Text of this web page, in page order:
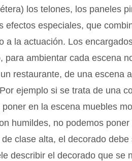
los telones, los paneles
efectos especiales, que
a la actuación. Los
para ambientar cada escena
restaurante, de una escena
ejemplo si se trata de una
en la escena muebles
humildes, no podemos
clase alta, el decorado
describir el decorado que se